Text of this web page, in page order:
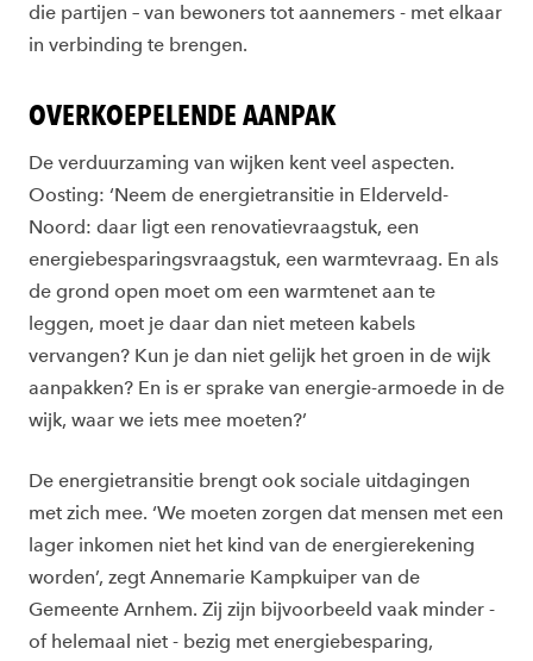
die partijen – van bewoners tot aannemers - met elkaar
in verbinding te brengen.
OVERKOEPELENDE AANPAK
De verduurzaming van wijken kent veel aspecten.
Oosting: ‘Neem de energietransitie in Elderveld-
Noord: daar ligt een renovatievraagstuk, een
energiebesparingsvraagstuk, een warmtevraag. En als
de grond open moet om een warmtenet aan te
leggen, moet je daar dan niet meteen kabels
vervangen? Kun je dan niet gelijk het groen in de wijk
aanpakken? En is er sprake van energie-armoede in de
wijk, waar we iets mee moeten?’
De energietransitie brengt ook sociale uitdagingen
met zich mee. ‘We moeten zorgen dat mensen met een
lager inkomen niet het kind van de energierekening
worden’, zegt Annemarie Kampkuiper van de
Gemeente Arnhem. Zij zijn bijvoorbeeld vaak minder -
of helemaal niet - bezig met energiebesparing,